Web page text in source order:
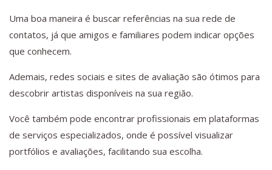
Uma boa maneira é buscar referências na sua rede de
contatos, já que amigos e familiares podem indicar opções
que conhecem.
Ademais, redes sociais e sites de avaliação são ótimos para
descobrir artistas disponíveis na sua região.
Você também pode encontrar profissionais em plataformas
de serviços especializados, onde é possível visualizar
portfólios e avaliações, facilitando sua escolha.